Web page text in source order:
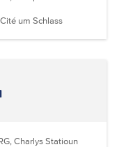
um Schlass
Charlys Statioun